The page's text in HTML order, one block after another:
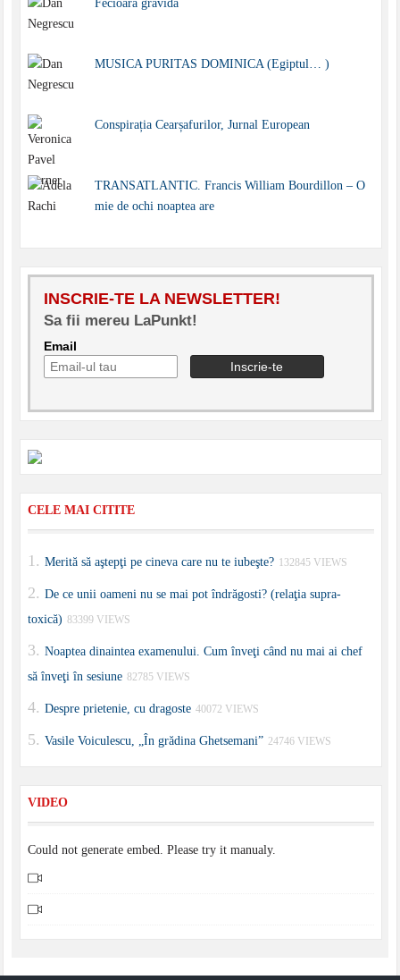
Fecioara gravidă
MUSICA PURITAS DOMINICA (Egiptul… )
Conspirația Cearșafurilor, Jurnal European
TRANSATLANTIC. Francis William Bourdillon – O
mie de ochi noaptea are
INSCRIE-TE LA NEWSLETTER!
Sa fii mereu LaPunkt!
Email
CELE MAI CITITE
Merită să aştepţi pe cineva care nu te iubeşte? 132845 VIEWS
De ce unii oameni nu se mai pot îndrăgosti? (relaţia supra-
toxică) 83399 VIEWS
Noaptea dinaintea examenului. Cum înveţi când nu mai ai chef
să înveţi în sesiune 82785 VIEWS
Despre prietenie, cu dragoste 40072 VIEWS
Vasile Voiculescu, „În grădina Ghetsemani” 24746 VIEWS
VIDEO
Could not generate embed. Please try it manualy.